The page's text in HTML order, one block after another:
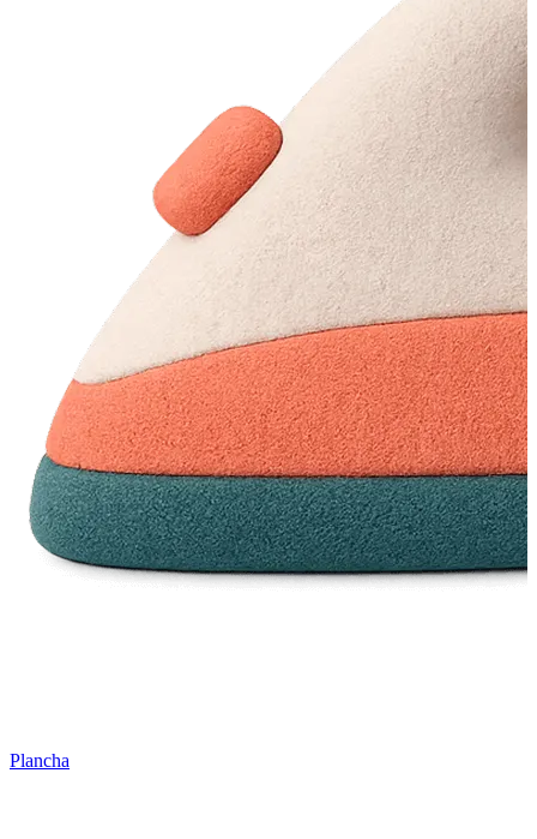
Plancha